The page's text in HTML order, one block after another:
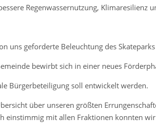
Regenwassernutzung, Klimaresilienz
uns geforderte Beleuchtung des
bewirbt sich in einer neues
Bürgerbeteiligung soll entwickelt werden.
über unseren größten
einstimmig mit allen Fraktionen konnten